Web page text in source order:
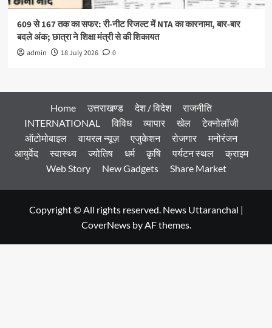
609 से 167 तक का सफर: री-नीट रिजल्ट में NTA का कारनामा, बार-बार
बदले अंक; छात्रा ने शिक्षा मंत्री से की शिकायत
admin 18 July 2026 0
Home उत्तराखण्ड देश / विदेश
राजनीति
INTERNATIONAL
विविध व्यापार खेल
टेक्नोलॉजी
ऑटोमोबाइल
वायरल न्यूज़ एजुकेशन रोजगार
मनोरंजन
आयुर्वेद
स्वास्थ्य ज्योतिष धर्म कृषि पर्यटन स्थल
क्राइम
Web Story
New Gadgets Share Market
Copyright © All rights reserved. News Uttaranchal |
CoverNewsby AF themes.